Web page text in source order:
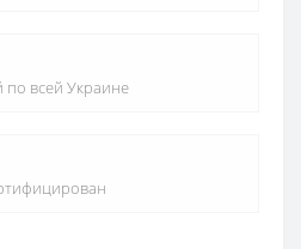
всей Украине